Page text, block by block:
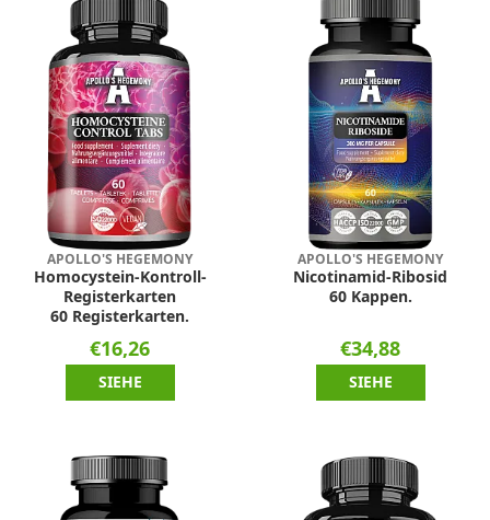
APOLLO'S HEGEMONY
Homocystein-Kontroll-
Registerkarten
60 Registerkarten.
€16,26
SIEHE
APOLLO'S HEGEMONY
Nicotinamid-Ribosid
60 Kappen.
€34,88
SIEHE